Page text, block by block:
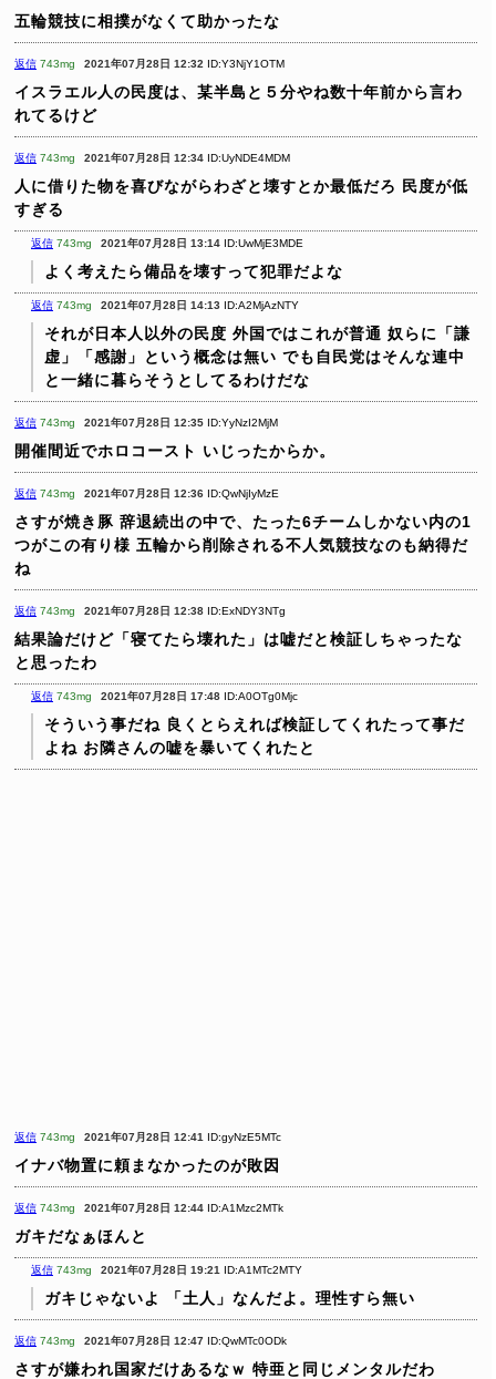
五輪競技に相撲がなくて助かったな
返信 743mg 2021年07月28日 12:32 ID:Y3NjY1OTM
イスラエル人の民度は、某半島と５分やね数十年前から言わ
れてるけど
返信 743mg 2021年07月28日 12:34 ID:UyNDE4MDM
人に借りた物を喜びながらわざと壊すとか最低だろ 民度が低
すぎる
返信 743mg 2021年07月28日 13:14 ID:UwMjE3MDE
よく考えたら備品を壊すって犯罪だよな
返信 743mg 2021年07月28日 14:13 ID:A2MjAzNTY
それが日本人以外の民度 外国ではこれが普通 奴らに「謙
虚」「感謝」という概念は無い でも自民党はそんな連中
と一緒に暮らそうとしてるわけだな
返信 743mg 2021年07月28日 12:35 ID:YyNzI2MjM
開催間近でホロコースト いじったからか。
返信 743mg 2021年07月28日 12:36 ID:QwNjIyMzE
さすが焼き豚 辞退続出の中で、たった6チームしかない内の1
つがこの有り様 五輪から削除される不人気競技なのも納得だ
ね
返信 743mg 2021年07月28日 12:38 ID:ExNDY3NTg
結果論だけど「寝てたら壊れた」は嘘だと検証しちゃったな
と思ったわ
返信 743mg 2021年07月28日 17:48 ID:A0OTg0Mjc
そういう事だね 良くとらえれば検証してくれたって事だ
よね お隣さんの嘘を暴いてくれたと
返信 743mg 2021年07月28日 12:41 ID:gyNzE5MTc
イナバ物置に頼まなかったのが敗因
返信 743mg 2021年07月28日 12:44 ID:A1Mzc2MTk
ガキだなぁほんと
返信 743mg 2021年07月28日 19:21 ID:A1MTc2MTY
ガキじゃないよ 「土人」なんだよ。理性すら無い
返信 743mg 2021年07月28日 12:47 ID:QwMTc0ODk
さすが嫌われ国家だけあるなｗ 特亜と同じメンタルだわ